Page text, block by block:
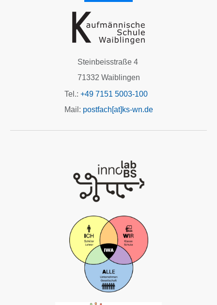
Steinbeisstraße 4
71332 Waiblingen
Tel.: +49 7151 5003-100
Mail: postfach[at]ks-wn.de